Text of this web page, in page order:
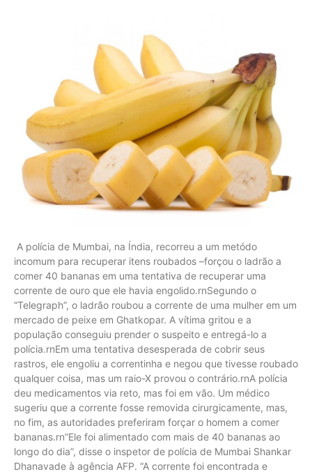
A polícia de Mumbai, na Índia, recorreu a um metódo
incomum para recuperar itens roubados –forçou o ladrão a
comer 40 bananas em uma tentativa de recuperar uma
corrente de ouro que ele havia engolido.rnSegundo o
“Telegraph”, o ladrão roubou a corrente de uma mulher em um
mercado de peixe em Ghatkopar. A vítima gritou e a
população conseguiu prender o suspeito e entregá-lo a
polícia.rnEm uma tentativa desesperada de cobrir seus
rastros, ele engoliu a correntinha e negou que tivesse roubado
qualquer coisa, mas um raio-X provou o contrário.rnA polícia
deu medicamentos via reto, mas foi em vão. Um médico
sugeriu que a corrente fosse removida cirurgicamente, mas,
no fim, as autoridades preferiram forçar o homem a comer
bananas.rn”Ele foi alimentado com mais de 40 bananas ao
longo do dia”, disse o inspetor de polícia de Mumbai Shankar
Dhanavade à agência AFP. “A corrente foi encontrada e